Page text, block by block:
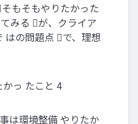
もそもやりたかった
みる が、クライア
はの問題点 で、理想
っ たこと 4
は環境整備 やりたか